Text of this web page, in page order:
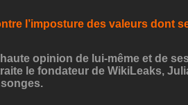
l’imposture des valeurs dont
opinion de lui-même et de
le fondateur de WikiLeaks,